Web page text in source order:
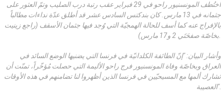
اختُطف المونسنيور راحو في 29 فبراير عقب رتبة درب الصليب وتمّ العثور على
جثمانه في 13 مارس. كان بندكتس السادس عشر قد أطلق عدّة نداءات مطالباً
بالإفراج عنه كما أسف للحالة الهمجيّة التي وُجد فيها جثمان الأسقف (راجع زينيت
وأشار البيان: "إنّ الطائفة الكلدانيّة في فرنسا التي يضنيها الوضع السائد في
العراق وبخاصّة وفاة المونسنيور فرج راحو الأليمة التي حصلت مُؤخّراً، تمنّت أن
تُشارك ألمها مع المسيحيّين في فرنسا الذين أظهروا لنا تضامنهم في هذه الأوقات
العصيبة".